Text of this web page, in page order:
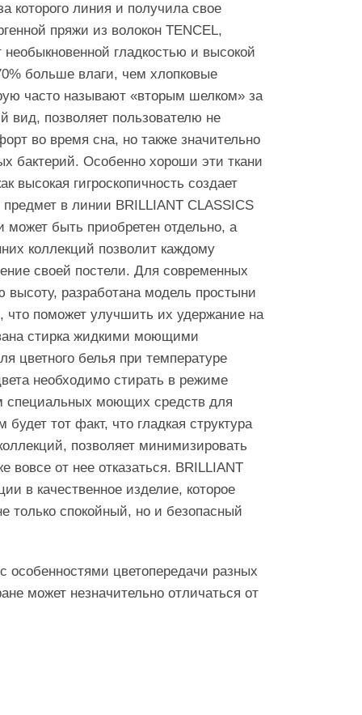
которого линия и получила свое
пряжи из волокон TENCEL,
необыкновенной гладкостью и высокой
больше влаги, чем хлопковые
часто называют «вторым шелком» за
вид, позволяет пользователю не
во время сна, но также значительно
бактерий. Особенно хороши эти ткани
высокая гигроскопичность создает
в линии BRILLIANT CLASSICS
может быть приобретен отдельно, а
коллекций позволит каждому
своей постели. Для современных
разработана модель простыни
что поможет улучшить их удержание на
стирка жидкими моющими
цветного белья при температуре
необходимо стирать в режиме
специальных моющих средств для
тот факт, что гладкая структура
позволяет минимизировать
вовсе от нее отказаться. BRILLIANT
в качественное изделие, которое
только спокойный, но и безопасный
особенностями цветопередачи разных
может незначительно отличаться от